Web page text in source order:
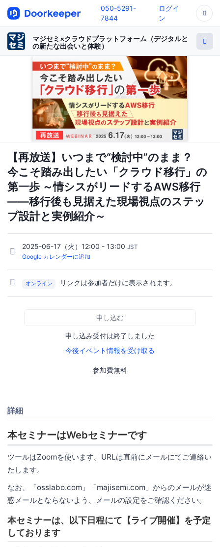
050-5291-
7844
ログイ
ン
マジセミ×クラウドプラットフォーム（デジタルと
の新たな出会いと体験）
【再放送】いつまで“検討中”のまま？
今こそ踏み出したい「クラウド移行」の
第一歩 ～情シスがリードするAWS移行
――移行後も見据えた現場視点のステッ
プ設計と実例紹介～
2025-06-17（火）12:00 - 13:00 JST
Google カレンダーに追加
オンライン リンクは参加者だけに表示されます。
申し込む
申し込み受付は終了しました
今後イベント情報を受け取る
参加費無料
詳細
本セミナーはWebセミナーです
ツールはZoomを使います。URLは直前にメールにてご連絡い
たします。
なお、「osslabo.com」「majisemi.com」からのメールが迷
惑メールとならないよう、メールの設定をご確認ください。
本セミナーは、以下日程にて【ライブ開催】を予定
しております